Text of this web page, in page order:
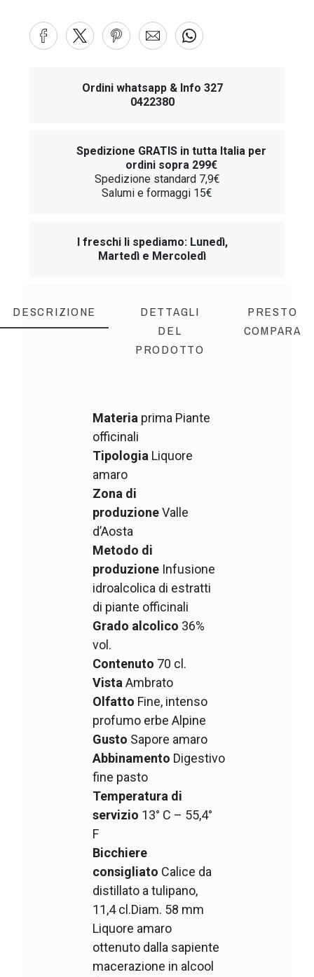
Ordini whatsapp & Info 327
0422380
Spedizione GRATIS in tutta Italia per
ordini sopra 299€
Spedizione standard 7,9€
Salumi e formaggi 15€
I freschi li spediamo: Lunedì,
Martedì e Mercoledì
DESCRIZIONE
DETTAGLI
DEL
PRODOTTO
PRESTO
COMPARA
Materia prima Piante
officinali
Tipologia Liquore
amaro
Zona di
produzioneValle
d’Aosta
Metodo di
produzione Infusione
idroalcolica di estratti
di piante officinali
Grado alcolico 36%
vol.
Contenuto 70 cl.
VistaAmbrato
Olfatto Fine, intenso
profumo erbe Alpine
Gusto Sapore amaro
Abbinamento Digestivo
fine pasto
Temperatura di
servizio 13° C – 55,4°
F
Bicchiere
consigliato Calice da
distillato a tulipano,
11,4 cl.Diam. 58 mm
Liquore amaro
ottenuto dalla sapiente
macerazione in alcool